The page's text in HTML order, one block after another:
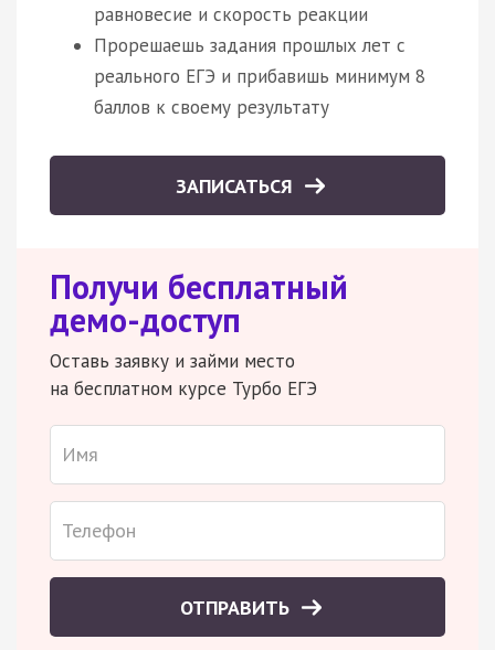
равновесие и скорость реакции
Прорешаешь задания прошлых лет с
реального ЕГЭ и прибавишь минимум 8
баллов к своему результату
ЗАПИСАТЬСЯ
Получи бесплатный
демо-доступ
Оставь заявку и займи место
на бесплатном курсе Турбо ЕГЭ
ОТПРАВИТЬ